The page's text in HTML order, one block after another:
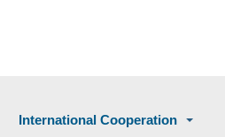
International Cooperation